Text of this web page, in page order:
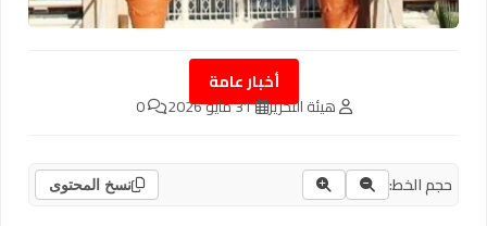
أخبار عامة
هيئة التحرير 31 مايو 2026 0
حجم الخط: نسخ المحتوى